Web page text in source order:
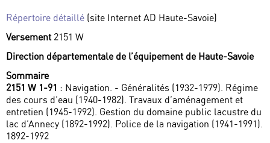
Répertoire détaillé (site Internet AD Haute-Savoie)
Versement 2151 W
Direction départementale de l’équipement de Haute-Savoie
Sommaire
2151 W 1-91 : Navigation. - Généralités (1932-1979). Régime
des cours d’eau (1940-1982). Travaux d’aménagement et
entretien (1945-1992). Gestion du domaine public lacustre du
lac d’Annecy (1892-1992). Police de la navigation (1941-1991).
1892-1992